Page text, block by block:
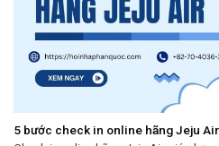
5 bước check in online hãng Jeju Air